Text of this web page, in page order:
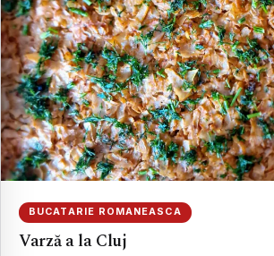
BUCATARIE ROMANEASCA
Varză a la Cluj